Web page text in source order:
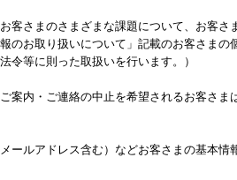
客さまのさまざまな課題について、お客
のお取り扱いについて」記載のお客さま
令等に則った取扱いを行います。）
案内・ご連絡の中止を希望されるお客さま
ールアドレス含む）などお客さまの基本